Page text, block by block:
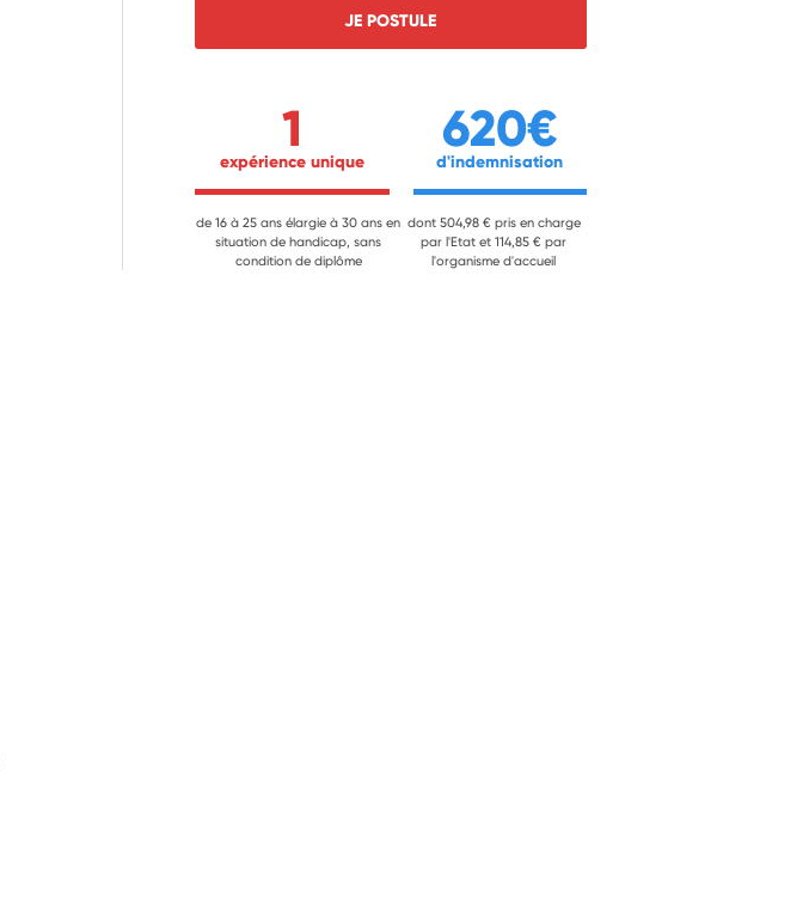
JE POSTULE
1
expérience unique
de 16 à 25 ans élargie à 30 ans en
situation de handicap, sans
condition de diplôme
620€
d'indemnisation
dont 504,98 € pris en charge
par l'Etat et 114,85 € par
l'organisme d'accueil